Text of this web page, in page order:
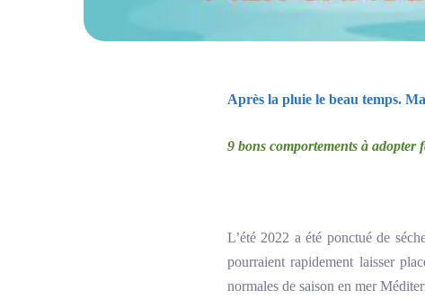
Après la pluie le beau temps.
9 bons comportements à adopter
L’été 2022 a été ponctué de
pourraient rapidement laisser
normales de saison en mer